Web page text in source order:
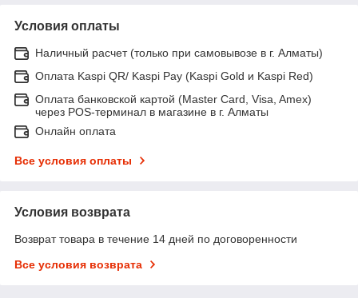
Условия оплаты
Наличный расчет (только при самовывозе в г. Алматы)
Оплата Kaspi QR/ Kaspi Pay (Kaspi Gold и Kaspi Red)
Оплата банковской картой (Master Card, Visa, Amex)
через POS-терминал в магазине в г. Алматы
Онлайн оплата
Все условия оплаты
Условия возврата
Возврат товара в течение 14 дней по договоренности
Все условия возврата